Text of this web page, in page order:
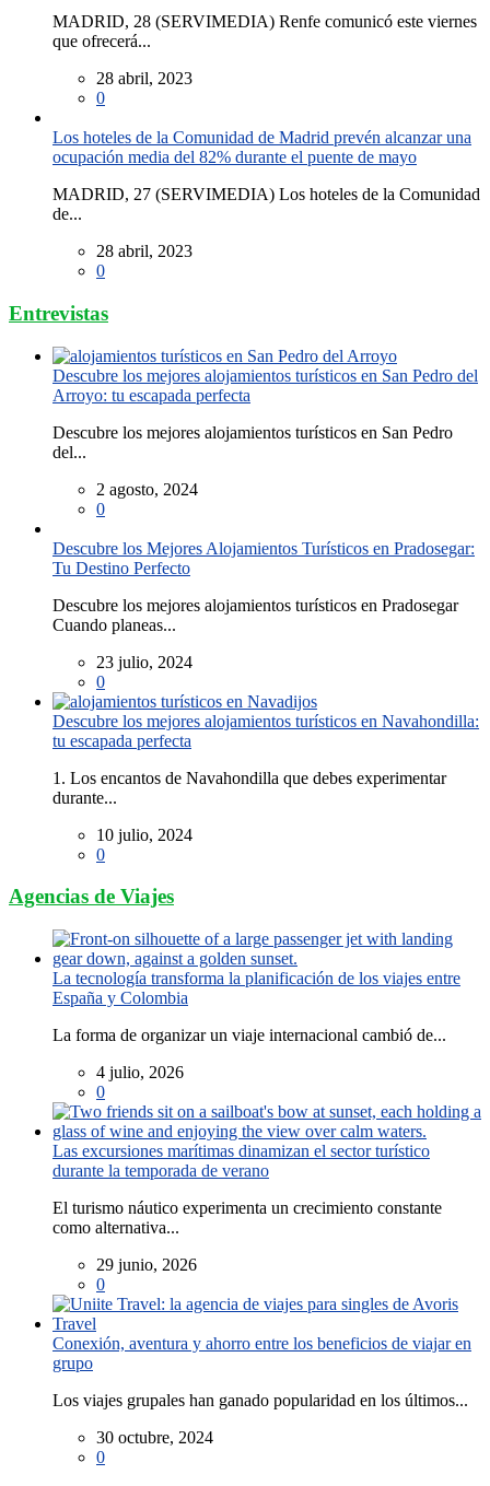
MADRID, 28 (SERVIMEDIA) Renfe comunicó este viernes
que ofrecerá...
28 abril, 2023
0
Los hoteles de la Comunidad de Madrid prevén alcanzar una
ocupación media del 82% durante el puente de mayo
MADRID, 27 (SERVIMEDIA) Los hoteles de la Comunidad
de...
28 abril, 2023
0
Entrevistas
Descubre los mejores alojamientos turísticos en San Pedro del
Arroyo: tu escapada perfecta
Descubre los mejores alojamientos turísticos en San Pedro
del...
2 agosto, 2024
0
Descubre los Mejores Alojamientos Turísticos en Pradosegar:
Tu Destino Perfecto
Descubre los mejores alojamientos turísticos en Pradosegar
Cuando planeas...
23 julio, 2024
0
Descubre los mejores alojamientos turísticos en Navahondilla:
tu escapada perfecta
1. Los encantos de Navahondilla que debes experimentar
durante...
10 julio, 2024
0
Agencias de Viajes
La tecnología transforma la planificación de los viajes entre
España y Colombia
La forma de organizar un viaje internacional cambió de...
4 julio, 2026
0
Las excursiones marítimas dinamizan el sector turístico
durante la temporada de verano
El turismo náutico experimenta un crecimiento constante
como alternativa...
29 junio, 2026
0
Conexión, aventura y ahorro entre los beneficios de viajar en
grupo
Los viajes grupales han ganado popularidad en los últimos...
30 octubre, 2024
0